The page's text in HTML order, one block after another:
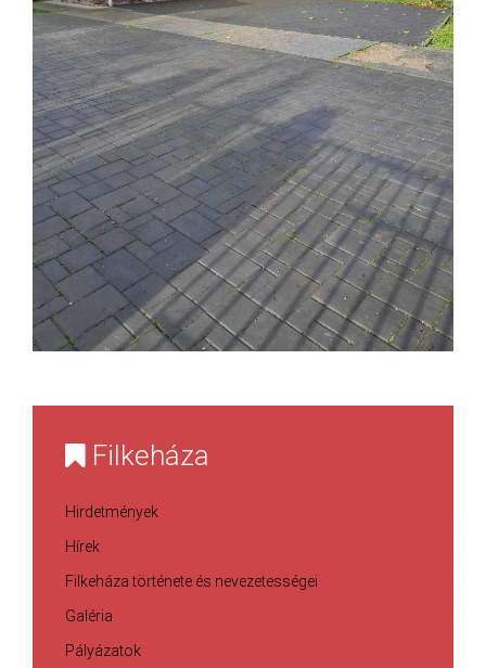
Filkeháza
Hirdetmények
Hírek
Filkeháza története és nevezetességei
Galéria
Pályázatok